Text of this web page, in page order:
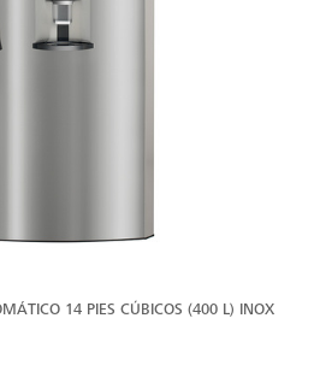
14 PIES CÚBICOS (400 L) INOX